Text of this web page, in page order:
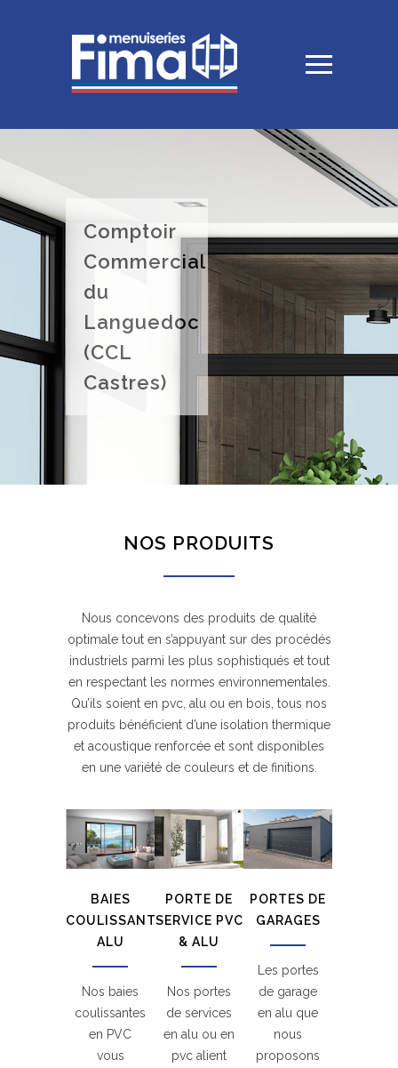
Comptoir
Commercial
du
Languedoc
(CCL
Castres)
NOS PRODUITS
Nous concevons des produits de qualité
optimale tout en s’appuyant sur des procédés
industriels parmi les plus sophistiqués et tout
en respectant les normes environnementales.
Qu’ils soient en pvc, alu ou en bois, tous nos
produits bénéficient d’une isolation thermique
et acoustique renforcée et sont disponibles
en une variété de couleurs et de finitions.
BAIES
COULISSANTES
ALU
Nos baies
coulissantes
en PVC
vous
PORTE DE
SERVICE PVC
& ALU
Nos portes
de services
en alu ou en
pvc alient
PORTES DE
GARAGES
Les portes
de garage
en alu que
nous
proposons